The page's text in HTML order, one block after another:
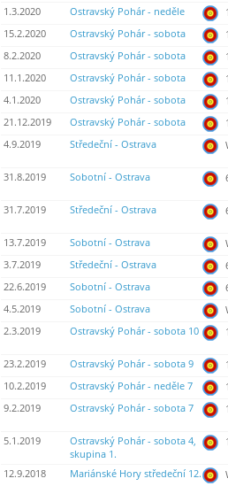
1.3.2020 Ostravský Pohár - neděle
15.2.2020
Ostravský Pohár - sobota
8.2.2020
Ostravský Pohár - sobota
11.1.2020
Ostravský Pohár - sobota
4.1.2020
Ostravský Pohár - sobota
21.12.2019
Ostravský Pohár - sobota
4.9.2019
Středeční - Ostrava
31.8.2019 Sobotní - Ostrava
31.7.2019 Středeční - Ostrava
13.7.2019 Sobotní - Ostrava
3.7.2019
Středeční - Ostrava
22.6.2019
Sobotní - Ostrava
4.5.2019
Sobotní - Ostrava
2.3.2019
Ostravský Pohár - sobota 10
23.2.2019 Ostravský Pohár - sobota 9
10.2.2019
Ostravský Pohár - neděle 7
9.2.2019
Ostravský Pohár - sobota 7
5.1.2019
Ostravský Pohár - sobota 4,
skupina 1.
12.9.2018 Mariánské Hory středeční 12.